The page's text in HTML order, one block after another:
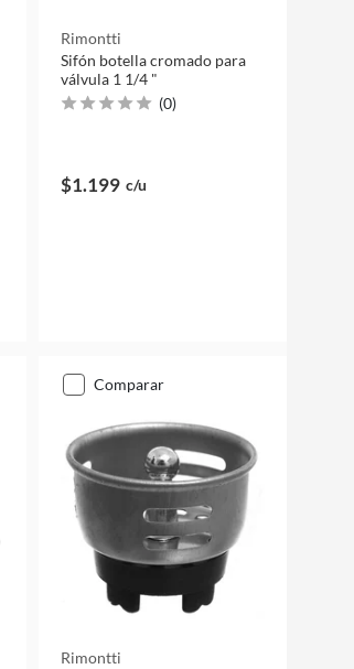
Rimontti
Sifón botella cromado para
válvula 1 1/4 "
(0)
$1.199 c/u
comparar
Rimontti